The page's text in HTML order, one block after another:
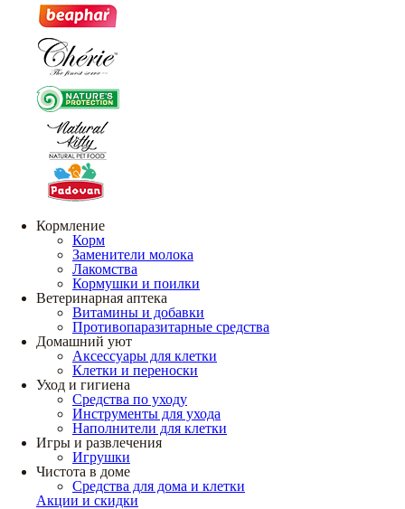
Кормление
Корм
Заменители молока
Лакомства
Кормушки и поилки
Ветеринарная аптека
Витамины и добавки
Противопаразитарные средства
Домашний уют
Аксессуары для клетки
Клетки и переноски
Уход и гигиена
Средства по уходу
Инструменты для ухода
Наполнители для клетки
Игры и развлечения
Игрушки
Чистота в доме
Средства для дома и клетки
Акции и скидки